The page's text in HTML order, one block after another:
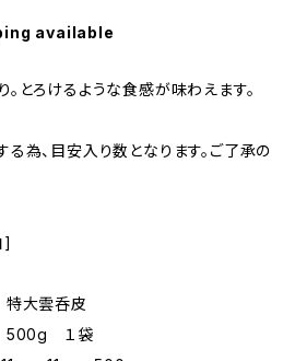
available
とろけるような食感が味わえます。
為、目安入り数となります。ご了承の
]
呑皮
１袋